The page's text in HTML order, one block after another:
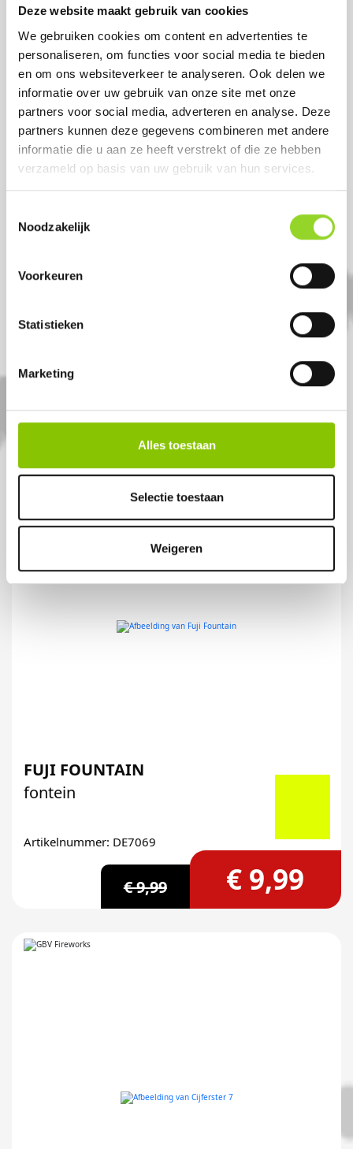
Deze website maakt gebruik van cookies
We gebruiken cookies om content en advertenties te
personaliseren, om functies voor social media te bieden
en om ons websiteverkeer te analyseren. Ook delen we
informatie over uw gebruik van onze site met onze
partners voor social media, adverteren en analyse. Deze
partners kunnen deze gegevens combineren met andere
informatie die u aan ze heeft verstrekt of die ze hebben
verzameld op basis van uw gebruik van hun services.
Noodzakelijk
Voorkeuren
Statistieken
Marketing
Alles toestaan
Selectie toestaan
Weigeren
70 shots 20mm cake
Artikelnummer: SC3006
€ 44,99 € 37,50
FUJI FOUNTAIN
fontein
Artikelnummer: DE7069
€ 9,99 € 9,99